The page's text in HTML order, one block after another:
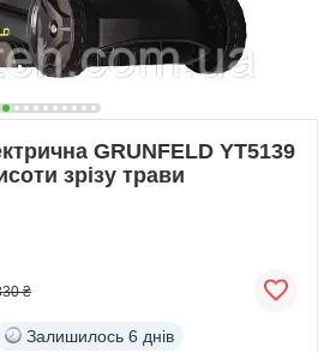
GRUNFELD YT5139
зрізу трави
₴
Залишилось 6 днів